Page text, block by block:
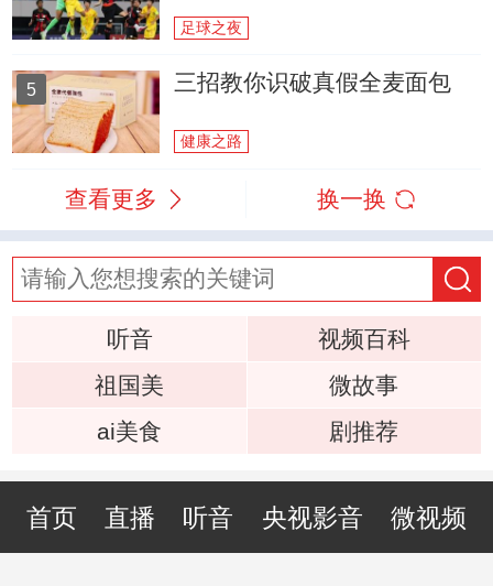
足球之夜
5 三招教你识破真假全麦面包
健康之路
查看更多 换一换
听音
视频百科
祖国美
微故事
ai美食
剧推荐
首页 直播 听音 央视影音 微视频